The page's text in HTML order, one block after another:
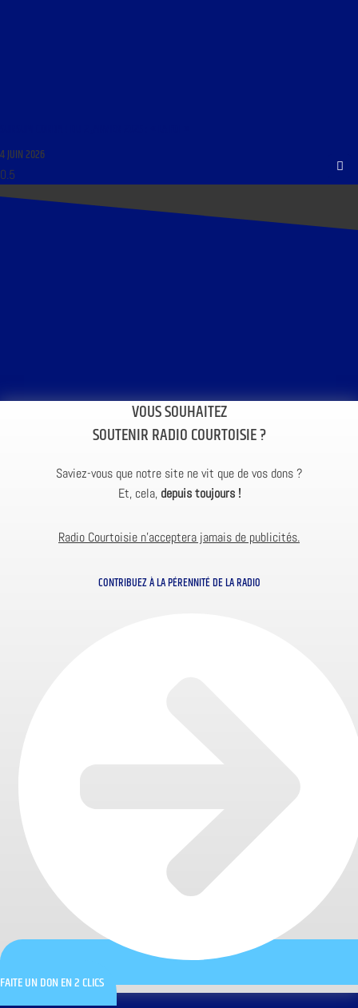
4 JUIN 2026
VOUS SOUHAITEZ
SOUTENIR RADIO COURTOISIE ?
Saviez-vous que notre site ne vit que de vos dons ?
Et, cela, depuis toujours !
Radio Courtoisie n’acceptera jamais de publicités.
CONTRIBUEZ À LA PÉRENNITÉ DE LA RADIO
FAITE UN DON EN 2 CLICS